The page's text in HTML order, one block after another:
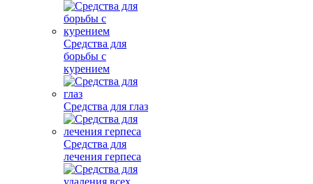
Средства для
борьбы с
курением
Средства для глаз
Средства для
лечения герпеса